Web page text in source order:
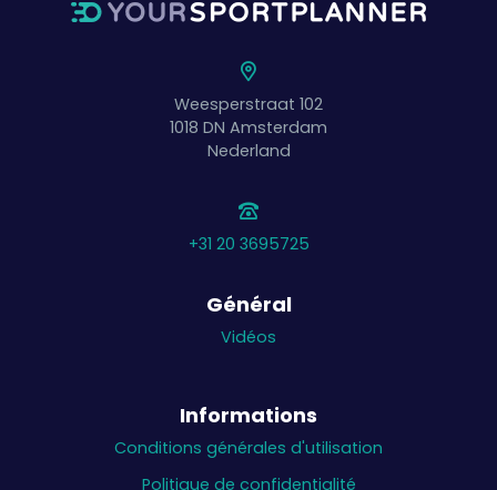
Weesperstraat 102
1018 DN Amsterdam
Nederland
+31 20 3695725
Général
Vidéos
Informations
Conditions générales d'utilisation
Politique de confidentialité